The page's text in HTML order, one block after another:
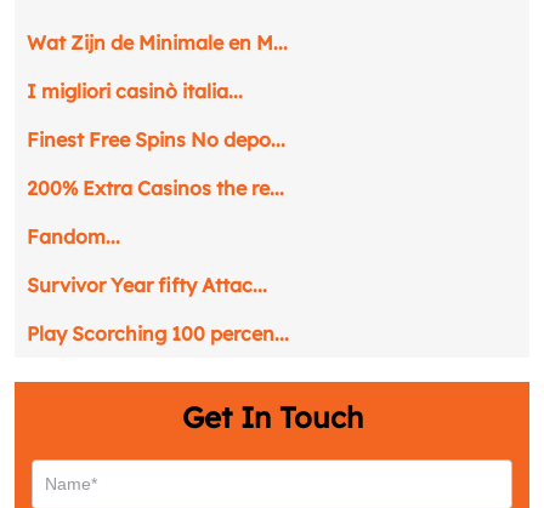
Request a CallBack
Email*
Service*
Wat Zijn de Minimale en M...
I migliori casinò italia...
Finest Free Spins No depo...
200% Extra Casinos the re...
Fandom...
Survivor Year fifty Attac...
Play Scorching 100 percen...
Get In Touch